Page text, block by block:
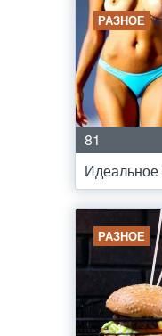
РАЗНОЕ
81
Идеальное
РАЗНОЕ